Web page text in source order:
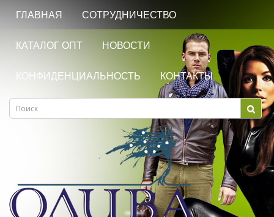
ГЛАВНАЯ СОТРУДНИЧЕСТВО
КАТАЛОГ ОПТ НОВОСТИ
КОНФИДЕНЦИАЛЬНОСТЬ КОНТАКТЫ